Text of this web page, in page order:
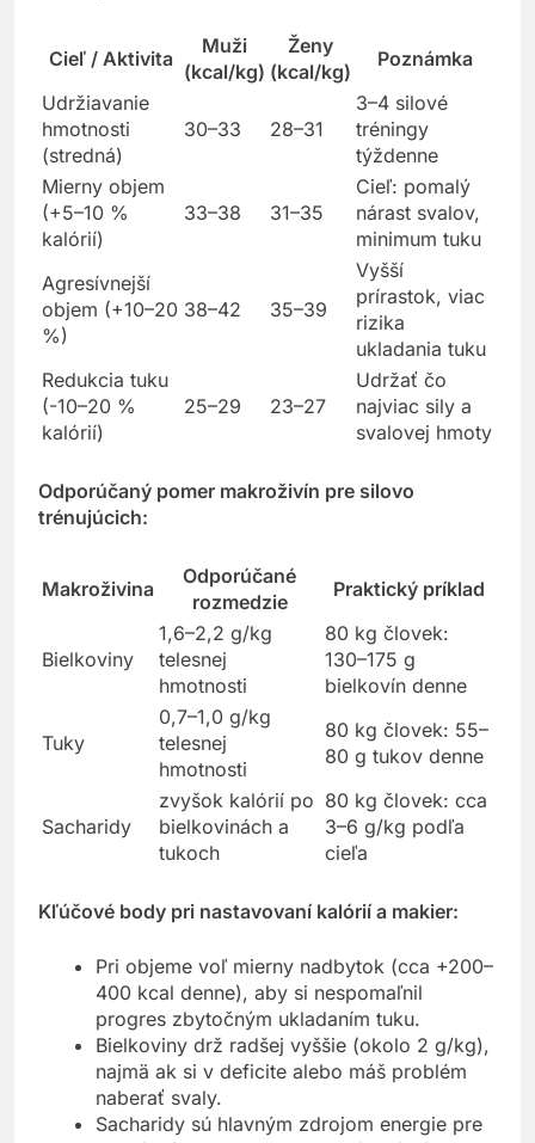
Cieľ / Aktivita
Muži
(kcal/kg)
Ženy
(kcal/kg)
Poznámka
Udržiavanie
hmotnosti
(stredná)
30–33 28–31
3–4 silové
tréningy
týždenne
Mierny objem
(+5–10 %
kalórií)
33–38 31–35
Cieľ: pomalý
nárast svalov,
minimum tuku
Agresívnejší
objem (+10–20
%)
38–42 35–39
Vyšší
prírastok, viac
rizika
ukladania tuku
Redukcia tuku
(-10–20 %
kalórií)
25–29 23–27
Udržať čo
najviac sily a
svalovej hmoty
Odporúčaný pomer makroživín pre silovo
trénujúcich:
Makroživina
Odporúčané
rozmedzie
Praktický príklad
Bielkoviny
1,6–2,2 g/kg
telesnej
hmotnosti
80 kg človek:
130–175 g
bielkovín denne
Tuky
0,7–1,0 g/kg
telesnej
hmotnosti
80 kg človek: 55–
80 g tukov denne
Sacharidy
zvyšok kalórií po
bielkovinách a
tukoch
80 kg človek: cca
3–6 g/kg podľa
cieľa
Kľúčové body pri nastavovaní kalórií a makier:
Pri objeme voľ mierny nadbytok (cca +200–
400 kcal denne), aby si nespomaľnil
progres zbytočným ukladaním tuku.
Bielkoviny drž radšej vyššie (okolo 2 g/kg),
najmä ak si v deficite alebo máš problém
naberať svaly.
Sacharidy sú hlavným zdrojom energie pre